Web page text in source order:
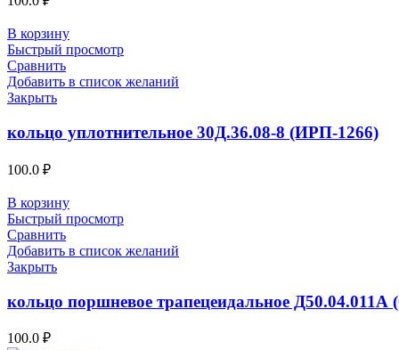
В корзину
Быстрый просмотр
Сравнить
Добавить в список желаний
Закрыть
кольцо уплотнительное 30Д.36.08-8 (ИРП-1266)
100.0 ₽
В корзину
Быстрый просмотр
Сравнить
Добавить в список желаний
Закрыть
кольцо поршневое трапецеидальное Д50.04.011А
100.0 ₽